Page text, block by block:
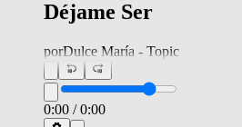
Déjame Ser
porDulce María - Topic
0:00 /0:00